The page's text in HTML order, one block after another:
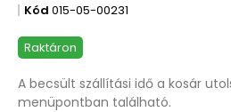
Kód 015-05-00231
Raktáron
A becsült szállítási idő a kosár
menüpontban található.